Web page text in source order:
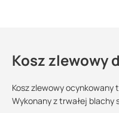
Kosz zlewowy
Kosz zlewowy ocynkowany
Wykonany z trwałej
Dlaczego
organiczna powłoka
zaawansowana
Kontakt